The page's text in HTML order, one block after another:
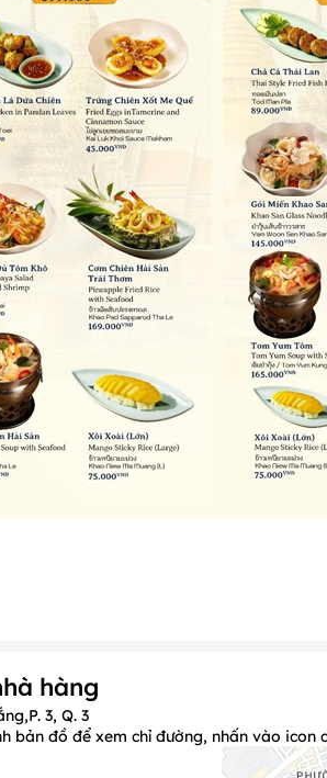
hàng
3, Q. 3
bản đồ để xem chỉ đường, nhấn vào icon